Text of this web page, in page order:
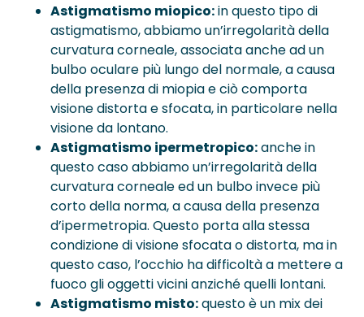
Astigmatismo miopico:in questo tipo di
astigmatismo, abbiamo un’irregolarità della
curvatura corneale, associata anche ad un
bulbo oculare più lungo del normale, a causa
della presenza di miopia e ciò comporta
visione distorta e sfocata, in particolare nella
visione da lontano.
Astigmatismo ipermetropico:anche in
questo caso abbiamo un’irregolarità della
curvatura corneale ed un bulbo invece più
corto della norma, a causa della presenza
d’ipermetropia. Questo porta alla stessa
condizione di visione sfocata o distorta, ma in
questo caso, l’occhio ha difficoltà a mettere a
fuoco gli oggetti vicini anziché quelli lontani.
Astigmatismo misto:questo è un mix dei